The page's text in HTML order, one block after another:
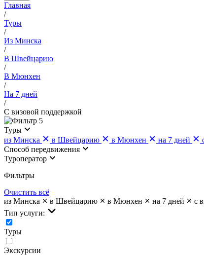
Главная
/
Туры
/
Из Минска
/
В Швейцарию
/
В Мюнхен
/
На 7 дней
/
С визовой поддержкой
5
Туры
из Минска
в Швейцарию в Мюнхен на 7 дней
Cпособ передвижения
Туроператор
Фильтры
Очистить всё
из Минска
в Швейцарию в Мюнхен на 7 дней
с
Тип услуги:
Туры
Экскурсии